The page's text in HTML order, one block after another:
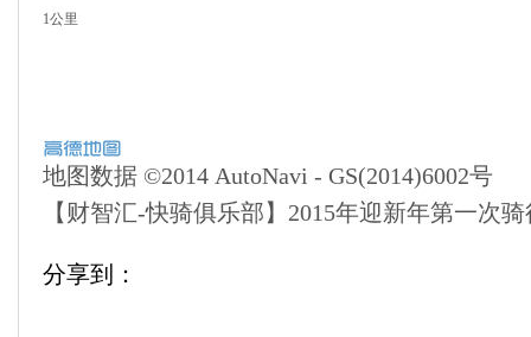
1公里
地图数据 ©2014 AutoNavi - GS(2014)6002号
【财智汇-快骑俱乐部】2015年迎新年第一次
分享到：